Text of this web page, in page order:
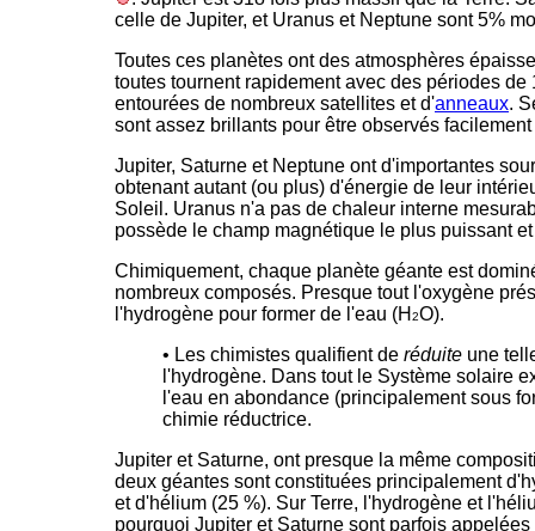
celle de Jupiter, et Uranus et Neptune sont 5%
Toutes ces planètes ont des atmosphères
toutes tournent rapidement avec des périodes
entourées de nombreux satellites et d'anneaux.
sont assez brillants pour être observés
Jupiter, Saturne et Neptune ont d'importantes
obtenant autant (ou plus) d'énergie de leur
Soleil. Uranus n'a pas de chaleur interne
possède le champ magnétique le plus puissant
Chimiquement, chaque planète géante est
nombreux composés. Presque tout l'oxygène
l'hydrogène pour former de l'eau (H 2O).
• Les chimistes qualifient de réduite une
l'hydrogène. Dans tout le Système solaire
l'eau en abondance (principalement sous
chimie réductrice.
Jupiter et Saturne, ont presque la même
deux géantes sont constituées principalement
et d'hélium (25 %). Sur Terre, l'hydrogène et
pourquoi Jupiter et Saturne sont parfois appelées